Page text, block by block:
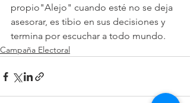
propio"Alejo" cuando esté no se deja
asesorar, es tibio en sus decisiones y
termina por escuchar a todo mundo.
Campaña Electoral